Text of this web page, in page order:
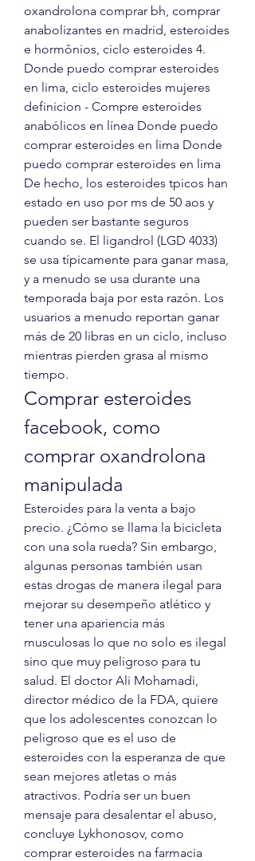
oxandrolona comprar bh, comprar
anabolizantes en madrid, esteroides
e hormônios, ciclo esteroides 4.
Donde puedo comprar esteroides
en lima, ciclo esteroides mujeres
definicion - Compre esteroides
anabólicos en línea Donde puedo
comprar esteroides en lima Donde
puedo comprar esteroides en lima
De hecho, los esteroides tpicos han
estado en uso por ms de 50 aos y
pueden ser bastante seguros
cuando se. El ligandrol (LGD 4033)
se usa típicamente para ganar masa,
y a menudo se usa durante una
temporada baja por esta razón. Los
usuarios a menudo reportan ganar
más de 20 libras en un ciclo, incluso
mientras pierden grasa al mismo
tiempo.
Comprar esteroides
facebook, como
comprar oxandrolona
manipulada
Esteroides para la venta a bajo
precio. ¿Cómo se llama la bicicleta
con una sola rueda? Sin embargo,
algunas personas también usan
estas drogas de manera ilegal para
mejorar su desempeño atlético y
tener una apariencia más
musculosas lo que no solo es ilegal
sino que muy peligroso para tu
salud. El doctor Ali Mohamadi,
director médico de la FDA, quiere
que los adolescentes conozcan lo
peligroso que es el uso de
esteroides con la esperanza de que
sean mejores atletas o más
atractivos. Podría ser un buen
mensaje para desalentar el abuso,
concluye Lykhonosov, como
comprar esteroides na farmacia